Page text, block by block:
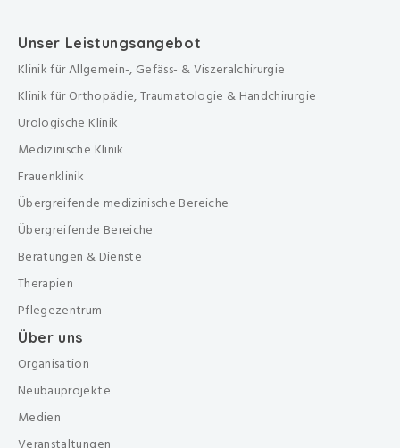
Unser Leistungsangebot
Klinik für Allgemein-, Gefäss- & Viszeralchirurgie
Klinik für Orthopädie, Traumatologie & Handchirurgie
Urologische Klinik
Medizinische Klinik
Frauenklinik
Übergreifende medizinische Bereiche
Übergreifende Bereiche
Beratungen & Dienste
Therapien
Pflegezentrum
Über uns
Organisation
Neubauprojekte
Medien